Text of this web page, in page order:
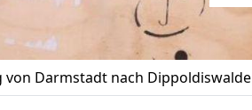
von Darmstadt nach Dippoldiswalde